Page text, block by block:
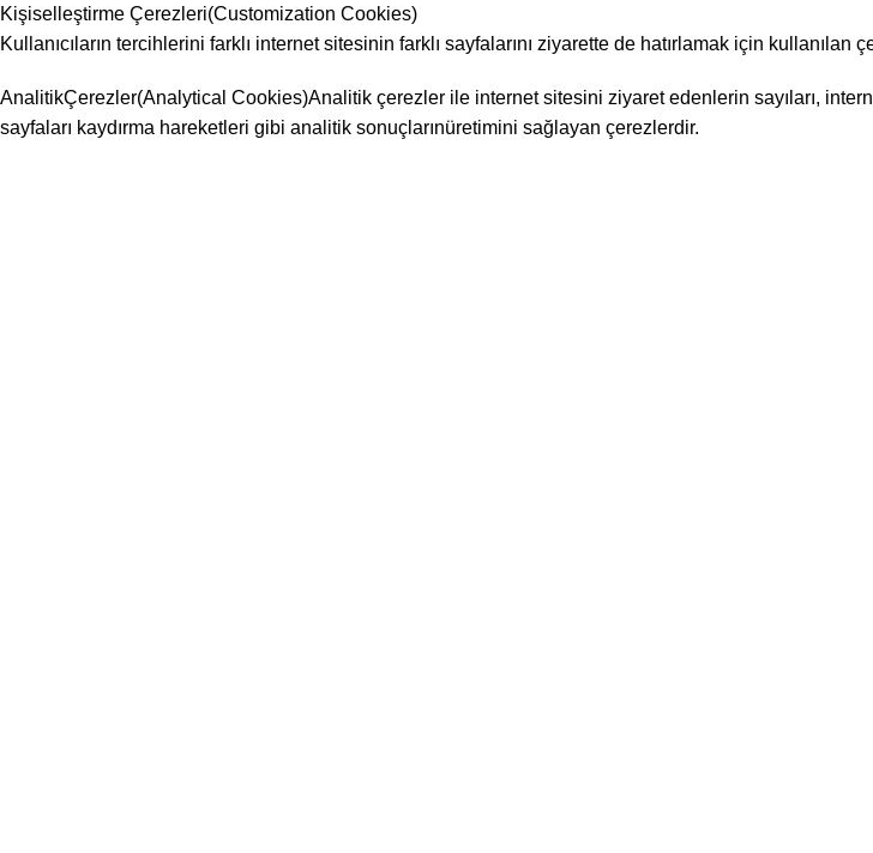
Kişiselleştirme Çerezleri(Customization Cookies)
Kullanıcıların tercihlerini farklı internet sitesinin farklı sayfalarını ziyarette de hatırlamak için
AnalitikÇerezler(Analytical Cookies)Analitik çerezler ile internet sitesini ziyaret edenlerin sayıları,
sayfaları kaydırma hareketleri gibi analitik sonuçlarınüretimini sağlayan çerezlerdir.